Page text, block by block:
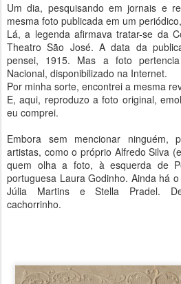
Um dia, pesquisando em jornais e
mesma foto publicada em um periódico,
Lá, a legenda afirmava tratar-se da
Theatro São José. A data da
pensei, 1915. Mas a foto
Nacional, disponibilizado na Internet.
Por minha sorte, encontrei a mesma
E, aqui, reproduzo a foto original,
eu comprei.
Embora sem mencionar ninguém,
artistas, como o próprio Alfredo Silva
quem olha a foto, à esquerda de
portuguesa Laura Godinho. Ainda há
Júlia Martins e Stella Pradel.
cachorrinho.